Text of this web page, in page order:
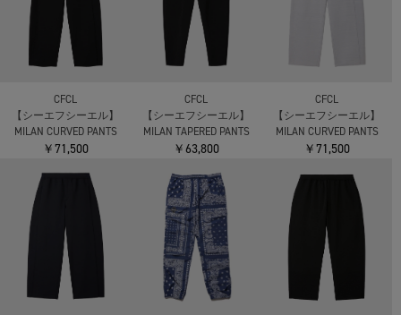
CFCL
【シーエフシーエル】
MILAN CURVED PANTS
￥71,500
CFCL
【シーエフシーエル】
MILAN TAPERED PANTS
￥63,800
CFCL
【シーエフシーエル】
MILAN CURVED PANTS
￥71,500